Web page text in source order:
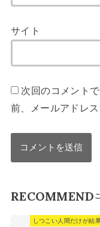
サイト
次回のコメント
前、メールアドレ
RECOMMEND
しつこい人間だけが結